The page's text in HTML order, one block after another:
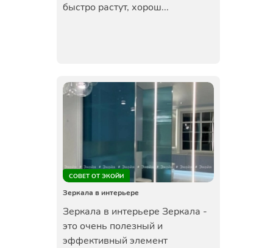
быстро растут, хорош...
СОВЕТ ОТ ЭКОЙИ
Зеркала в интерьере
Зеркала в интерьере Зеркала -
это очень полезный и
эффективный элемент